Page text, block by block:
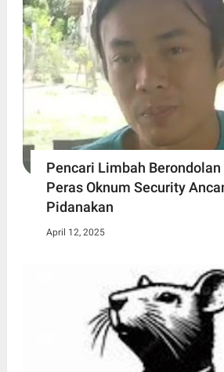
Pencari Limbah Berondolan
Peras Oknum Security
Pidanakan
April 12, 2025